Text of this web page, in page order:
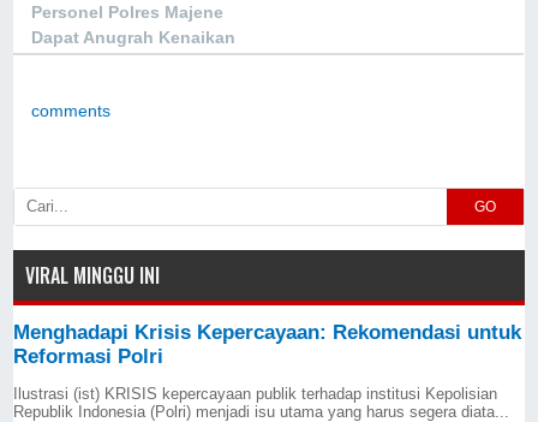
Personel Polres Majene
Dapat Anugrah Kenaikan
comments
GO
VIRAL MINGGU INI
Menghadapi Krisis Kepercayaan: Rekomendasi untuk
Reformasi Polri
Ilustrasi (ist) KRISIS kepercayaan publik terhadap institusi Kepolisian
Republik Indonesia (Polri) menjadi isu utama yang harus segera diata...